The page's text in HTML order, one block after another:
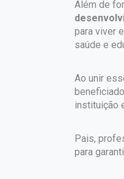
Além de
para viver
saúde e
Ao unir
instituição
Pais,
para